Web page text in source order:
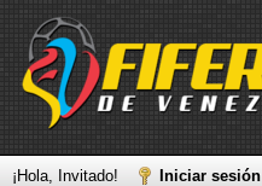
¡Hola, Invitado! Iniciar sesión